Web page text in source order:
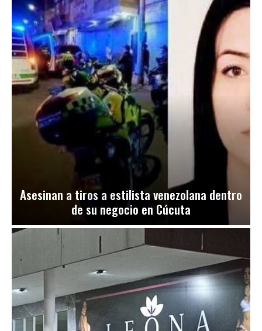
Asesinan a tiros a estilista venezolana dentro
de su negocio en Cúcuta